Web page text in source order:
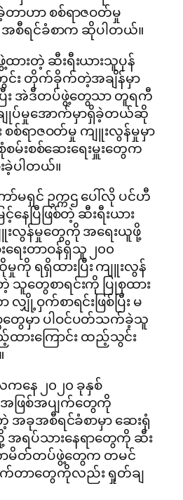
ာဟာ စစ်ရာဇဝတ်မှု
အစီရင်ခံစာက ဆိုပါတယ်။
ားတဲ့ ဆီးရီးယားသူပုန်
း တိုက်ခိုက်တဲ့အချိန်မှာ
း အဲဒီတပ်ဖွဲ့တွေသာ တူရကီ
ျုပ်မှုအောက်မှာရှိခဲ့တယ်ဆို
ရာဇဝတ်မှု ကျူးလွန်မှုမှာ
းစစ်ဆေးရေးမှူးတွေက
ခဲ့ပါတယ်။
ာ်မရှင် ဥက္ကဌ ပေါ်လို ပင်ဟီ
နေပြီဖြစ်တဲ့ ဆီးရီးယား
းလွန်မှုတွေကို အရေးယူဖို့
ရေးတာဝန်ရှိသူ ၂၀၀
ကို ရရှိထားပြီး ကျူးလွန်
ေစာရင်းကို ပြုစုထား
ာ လျှို့ဝှက်စာရင်းဖြစ်ပြီး မ
တွေမှာ ပါဝင်ပတ်သက်ခဲ့သူ
ထားကြောင်း ထည့်သွင်း
ကနေ ၂၀၂၀ ခုနှစ်
အဖြစ်အပျက်တွေကို
ခုအစီရင်ခံစာမှာ ​ဆေးရုံ
အရပ်သားနေရာတွေကို ဆီး
ဟာမိတ်တပ်ဖွဲ့တွေက တမင်
တာတွေကိုလည်း ရှုတ်ချ